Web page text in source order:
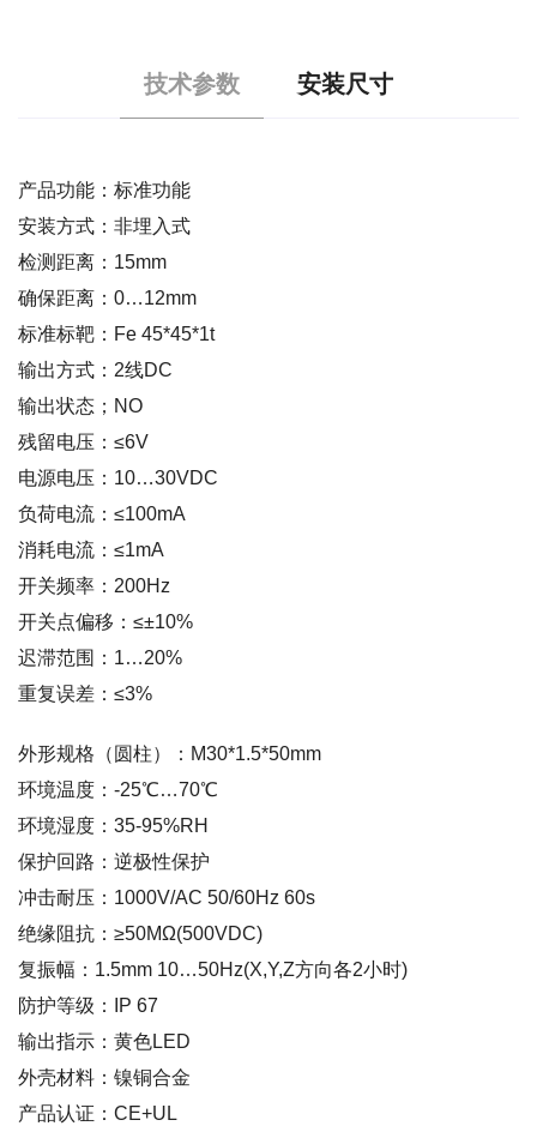
技术参数 安装尺寸
产品功能：标准功能
安装方式：非埋入式
检测距离：15mm
确保距离：0…12mm
标准标靶：Fe 45*45*1t
输出方式：2线DC
输出状态；NO
残留电压：≤6V
电源电压：10…30VDC
负荷电流：≤100mA
消耗电流：≤1mA
开关频率：200Hz
开关点偏移：≤±10%
迟滞范围：1…20%
重复误差：≤3%
外形规格（圆柱）：M30*1.5*50mm
环境温度：-25℃…70℃
环境湿度：35-95%RH
保护回路：逆极性保护
冲击耐压：1000V/AC 50/60Hz 60s
绝缘阻抗：≥50MΩ(500VDC)
复振幅：1.5mm 10…50Hz(X,Y,Z方向各2小时)
防护等级：IP 67
输出指示：黄色LED
外壳材料：镍铜合金
产品认证：CE+UL